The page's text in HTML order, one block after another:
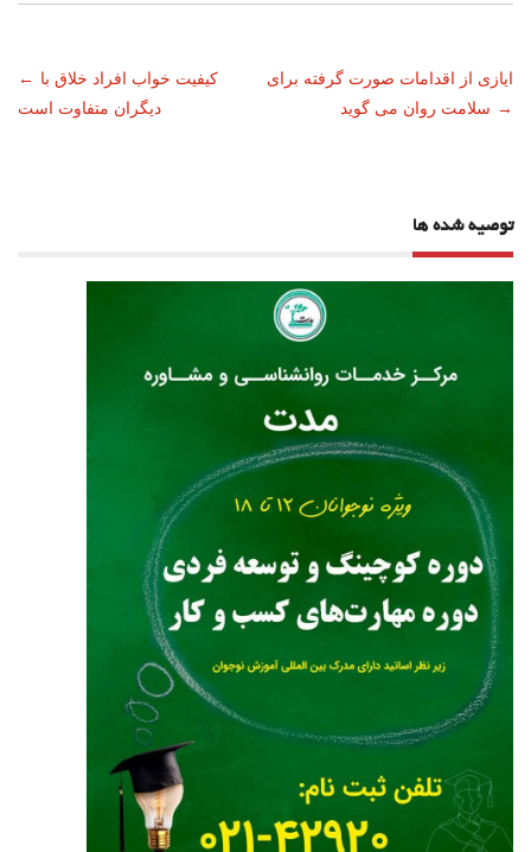
ناوبری
نوشته
← کیفیت خواب افراد خلاق با
دیگران متفاوت است
ایازی از اقدامات صورت گرفته برای
سلامت روان می گوید →
توصیه شده ها